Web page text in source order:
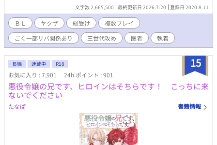
まな男たちと出会うことで淫奔な性質をあらわにし、次々と関係
を持っていく――。 番外編はこちら
→https://www.alphapolis.co.jp/novel/498803385/499415339
賢吾視点の番外編「眠らない蛇」、Kindleにて配信中。 表紙イラ
スト：606D様
文字数 2,665,500 最終更新日 2026.7.20 登録日 2020.8.11
ＢＬ ヤクザ 総受け
複数プレイ
ごく一部リバ関係あり
三世代攻め 医者 執着
15
長編 連載中 R18
お気に入り : 7,901 24h.ポイント : 901
悪役令嬢の兄です、ヒロインはそちらです！ こっちに来
ないでください
たなぱ 書籍情報